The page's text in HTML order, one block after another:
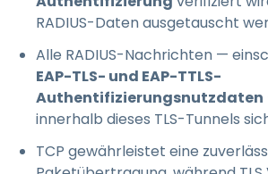
RADIUS-Daten ausgetauscht
Alle RADIUS-Nachrichten —
EAP-TLS- und EAP-TTLS-
Authentifizierungsnutzdaten
innerhalb dieses TLS-Tunnels
TCP gewährleistet eine